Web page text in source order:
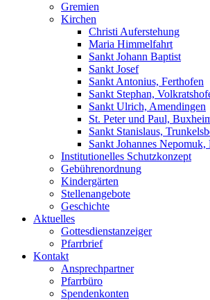
Gremien
Kirchen
Christi Auferstehung
Maria Himmelfahrt
Sankt Johann Baptist
Sankt Josef
Sankt Antonius, Ferthofen
Sankt Stephan,
Sankt Ulrich, Amendingen
St. Peter und Paul,
Sankt Stanislaus,
Sankt Johannes Nepomuk,
Institutionelles Schutzkonzept
Gebührenordnung
Kindergärten
Stellenangebote
Geschichte
Aktuelles
Gottesdienstanzeiger
Pfarrbrief
Kontakt
Ansprechpartner
Pfarrbüro
Spendenkonten